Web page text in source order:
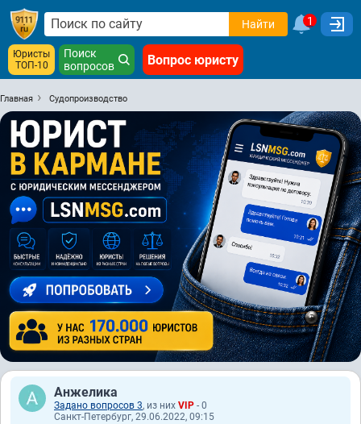
Найти 1
Юристы
ТОП-10
Поиск
вопросов
Вопрос юристу
Главная Судопроизводство
Анжелика
Задано вопросов 3, из них VIP - 0
Санкт-Петербург, 29.06.2022, 09:15